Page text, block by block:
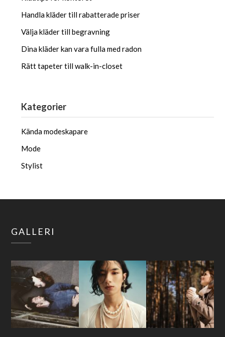
Handla kläder till rabatterade priser
Välja kläder till begravning
Dina kläder kan vara fulla med radon
Rätt tapeter till walk-in-closet
Kategorier
Kända modeskapare
Mode
Stylist
GALLERI